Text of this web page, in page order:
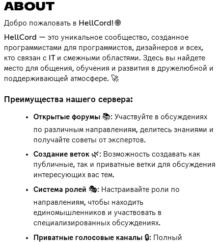
ABOUT
Добро пожаловать в HellCord! 🌐
HellCord — это уникальное сообщество, созданное
программистами для программистов, дизайнеров и всех,
кто связан с IT и смежными областями. Здесь вы найдете
место для общения, обучения и развития в дружелюбной и
поддерживающей атмосфере. 🚀
Преимущества нашего сервера:
Открытые форумы 📚: Участвуйте в обсуждениях
по различным направлениям, делитесь знаниями и
получайте советы от экспертов.
Создание веток 🌿: Возможность создавать как
публичные, так и приватные ветки для обсуждения
интересующих вас тем.
Система ролей 🎭: Настраивайте роли по
направлениям, чтобы находить
единомышленников и участвовать в
специализированных обсуждениях.
Приватные голосовые каналы 🔒: Полный